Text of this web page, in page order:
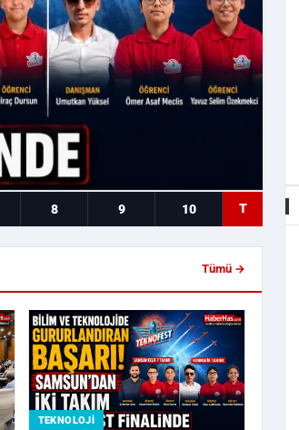
8 9 10 T
Tümü →
TEKNOLOJI